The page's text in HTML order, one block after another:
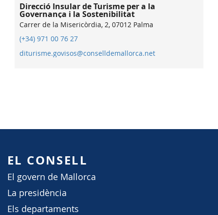
Direcció Insular de Turisme per a la
Governança i la Sostenibilitat
Carrer de la Misericòrdia, 2, 07012 Palma
(+34) 971 00 76 27
diturisme.govisos@conselldemallorca.net
EL CONSELL
El govern de Mallorca
La presidència
Els departaments